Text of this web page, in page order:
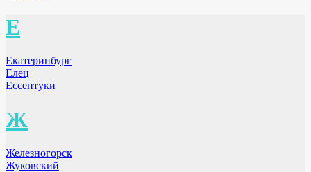
Е
Екатеринбург
Елец
Ессентуки
Ж
Железногорск
Жуковский